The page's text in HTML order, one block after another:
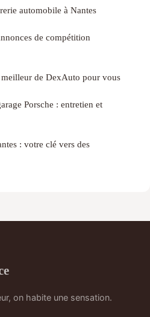
automobile à Nantes
de compétition
de DexAuto pour vous
Porsche : entretien et
: votre clé vers des
on habite une sensation.